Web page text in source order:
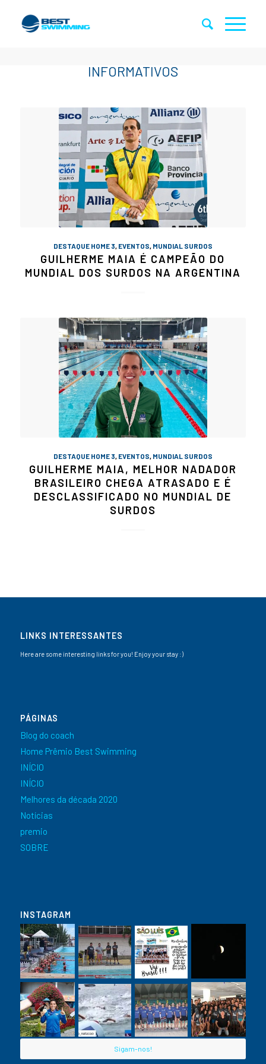
DESTAQUE HOME 3, EVENTOS, MUNDIAL SURDOS
GUILHERME MAIA É CAMPEÃO DO
MUNDIAL DOS SURDOS NA ARGENTINA
DESTAQUE HOME 3, EVENTOS, MUNDIAL SURDOS
GUILHERME MAIA, MELHOR NADADOR
BRASILEIRO CHEGA ATRASADO E É
DESCLASSIFICADO NO MUNDIAL DE
SURDOS
LINKS INTERESSANTES
Here are some interesting links for you! Enjoy your stay :)
PÁGINAS
Blog do coach
Home Prêmio Best Swimming
INÍCIO
INÍCIO
Melhores da década 2020
Notícias
premio
SOBRE
INSTAGRAM
Sigam-nos!